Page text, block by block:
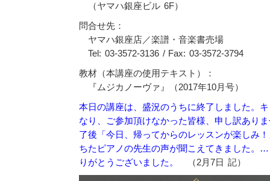
（ヤマハ銀座ビル 6F）
問合せ先：
ヤマハ銀座店／楽譜・音楽書売場
Tel: 03-3572-3136 / Fax: 03-3572-3794
教材（本講座の使用テキスト）：
『ムジカノーヴァ』（2017年10月号）
本日の講座は、盛況のうちに終了しました。
なり、ご参加頂けなかった皆様、申し訳あり
了後「今日、帰ってからのレッスンが楽しみ
ちたピアノの先生の声が聞こえてきました。
りがとうございました。
（2月7日 記）